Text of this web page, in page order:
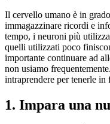
Il cervello umano è in
immagazzinare ricordi e
tempo, i neuroni più
quelli utilizzati poco
importante continuare ad
non usiamo
intraprendere per tenerle in
1. Impara una